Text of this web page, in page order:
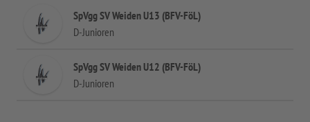
SpVgg SV Weiden U13 (BFV-FöL)
D-Junioren
SpVgg SV Weiden U12 (BFV-FöL)
D-Junioren